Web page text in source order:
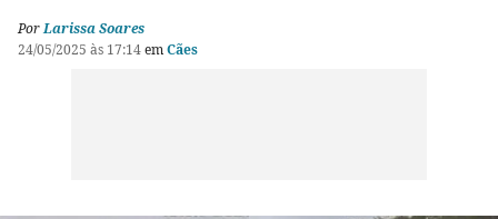
PorLarissa Soares
24/05/2025 às 17:14emCães